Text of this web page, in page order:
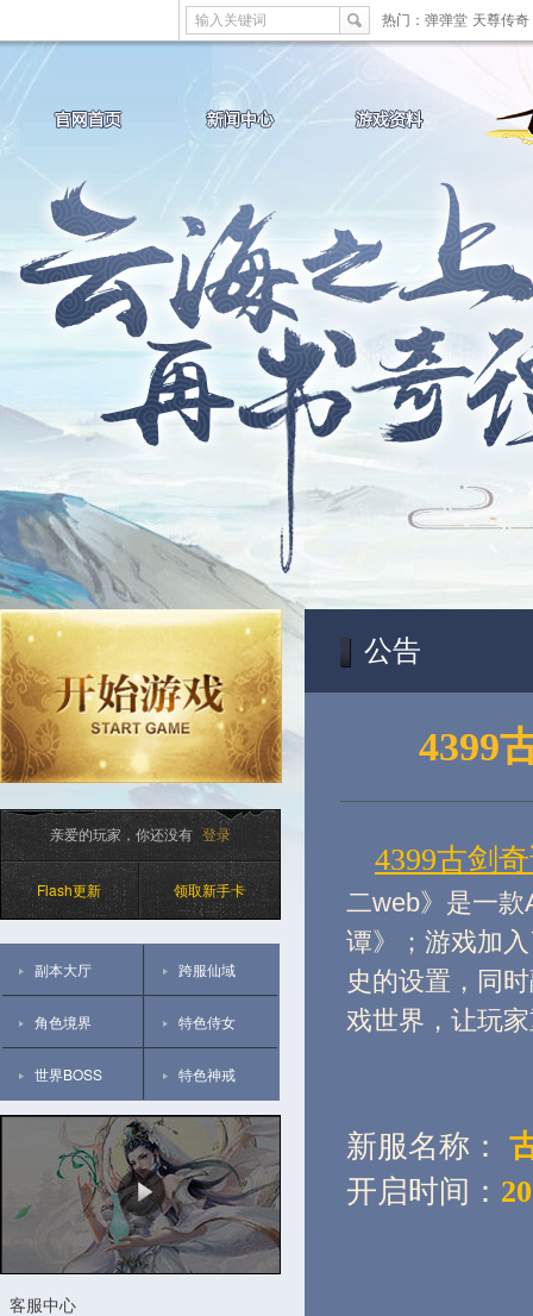
输入关键词 热门： 弹弹堂 天尊传奇
亲爱的玩家，你还没有 登录
Flash更新 领取新手卡
副本大厅 跨服仙域
角色境界 特色侍女
世界BOSS 特色神戒
客服中心
公告
4399
4399古剑
二web》是一
谭》；游戏加
史的设置，同
戏世界，让玩
新服名称：
开启时间：